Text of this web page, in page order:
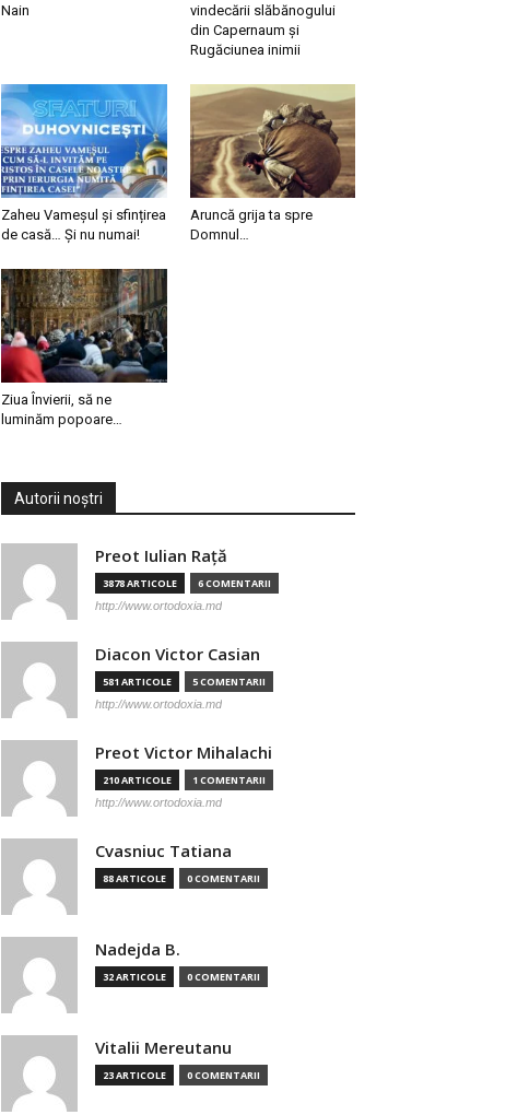
Nain
vindecării slăbănogului
din Capernaum și
Rugăciunea inimii
Zaheu Vameșul și sfințirea
de casă… Și nu numai!
Aruncă grija ta spre
Domnul…
Ziua Învierii, să ne
luminăm popoare…
Autorii noștri
Preot Iulian Raţă
3878 ARTICOLE 6 COMENTARII
http://www.ortodoxia.md
Diacon Victor Casian
581 ARTICOLE 5 COMENTARII
http://www.ortodoxia.md
Preot Victor Mihalachi
210 ARTICOLE 1 COMENTARII
http://www.ortodoxia.md
Cvasniuc Tatiana
88 ARTICOLE 0 COMENTARII
Nadejda B.
32 ARTICOLE 0 COMENTARII
Vitalii Mereutanu
23 ARTICOLE 0 COMENTARII